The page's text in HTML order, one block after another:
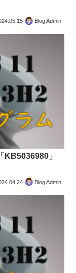
Blog Admin
KB5036980」
Blog Admin